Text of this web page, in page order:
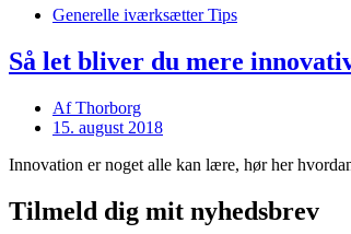
Generelle iværksætter Tips
Så let bliver du mere
AfThorborg
15. august 2018
Innovation er noget alle kan lære, hør her
Tilmeld dig mit nyhedsbrev